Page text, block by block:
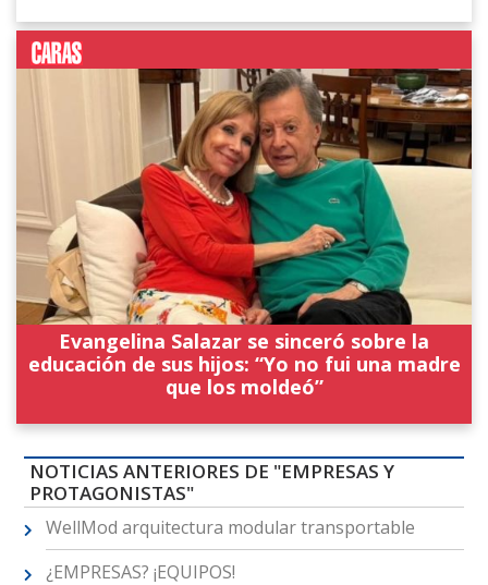
Evangelina Salazar se sinceró sobre la
educación de sus hijos: “Yo no fui una madre
que los moldeó”
NOTICIAS ANTERIORES DE "EMPRESAS Y
PROTAGONISTAS"
WellMod arquitectura modular transportable
¿EMPRESAS? ¡EQUIPOS!